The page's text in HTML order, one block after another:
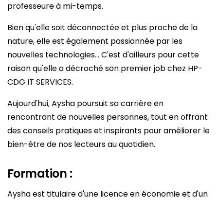
professeure à mi-temps.
Bien qu'elle soit déconnectée et plus proche de la
nature, elle est également passionnée par les
nouvelles technologies… C'est d'ailleurs pour cette
raison qu'elle a décroché son premier job chez HP-
CDG IT SERVICES.
Aujourd'hui, Aysha poursuit sa carrière en
rencontrant de nouvelles personnes, tout en offrant
des conseils pratiques et inspirants pour améliorer le
bien-être de nos lecteurs au quotidien.
Formation :
Aysha est titulaire d'une licence en économie et d'un